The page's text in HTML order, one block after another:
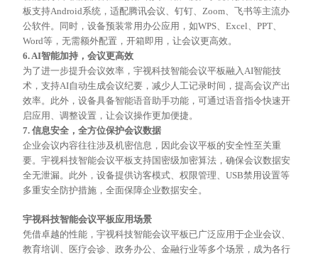
板支持Android系统，适配腾讯会议、钉钉、Zoom、飞书等主流办
公软件。同时，设备预装常用办公应用，如WPS、Excel、PPT、
Word等，无需额外配置，开箱即用，让会议更高效。
6. AI智能加持，会议更高效
为了进一步提升会议效率，宇视科技智能会议平板融入AI智能技
术，支持AI自动生成会议纪要，减少人工记录时间，提高会议产出
效率。此外，设备具备智能语音助手功能，可通过语音指令快速开
启应用、调整设置，让会议操作更加便捷。
7. 信息安全，全方位保护会议数据
企业会议内容往往涉及机密信息，因此会议平板的安全性至关重
要。宇视科技智能会议平板支持国密级加密算法，确保会议数据安
全无泄漏。此外，设备提供访客模式、权限管理、USB禁用设置等
多重安全防护措施，全面保障企业数据安全。
宇视科技智能会议平板应用场景
凭借卓越的性能，宇视科技智能会议平板已广泛应用于企业会议、
教育培训、医疗会诊、政务办公、金融行业等多个场景，成为各行